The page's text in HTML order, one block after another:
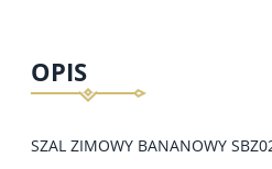
OPIS
SZAL ZIMOWY BANANOWY